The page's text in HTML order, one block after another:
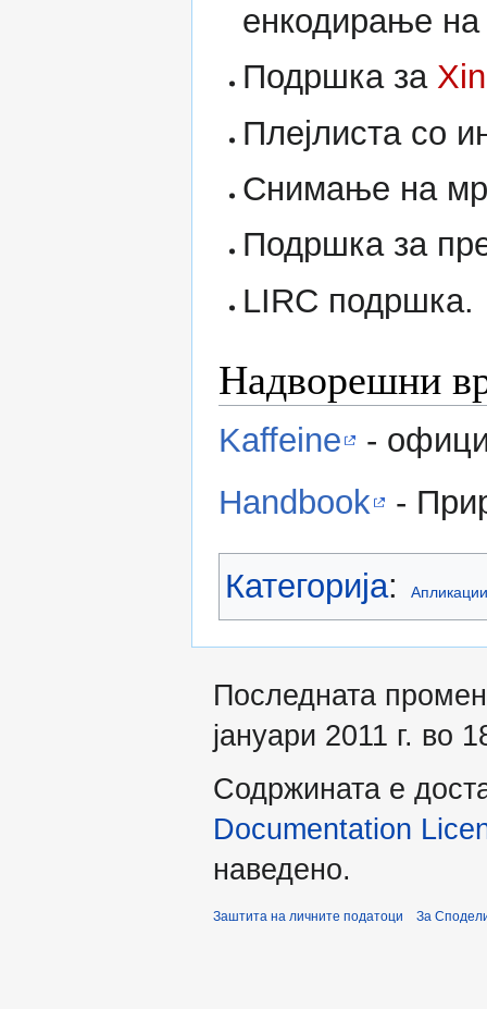
енкодирање
Подршка за
Плејлиста со
Снимање на
Подршка за
LIRC подршка.
Надворешни
Kaffeine
-
Handbook
-
Категорија:
Последната
јануари 2011 г. во
Содржината е
Documentation
наведено.
Заштита на личните податоци За